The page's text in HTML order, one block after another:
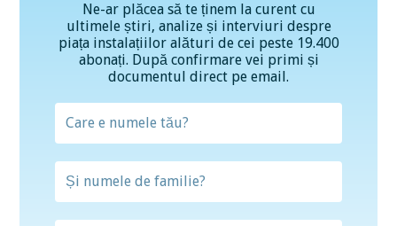
Ne-ar plăcea să te ținem la curent cu
ultimele știri, analize și interviuri despre
piața instalațiilor alături de cei peste 19.400
abonați. După confirmare vei primi și
documentul direct pe email.